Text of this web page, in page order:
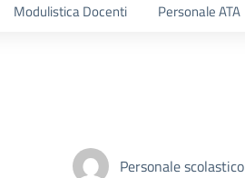
Modulistica Docenti Personale ATA
Personale scolastico